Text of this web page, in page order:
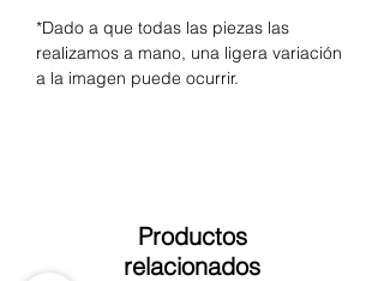
*Dado a que todas las piezas las
realizamos a mano, una ligera variación
a la imagen puede ocurrir.
Productos
relacionados